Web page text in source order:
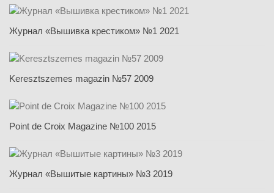
Журнал «Вышивка крестиком» №1 2021
Keresztszemes magazin №57 2009
Point de Croix Magazine №100 2015
Журнал «Вышитые картины» №3 2019